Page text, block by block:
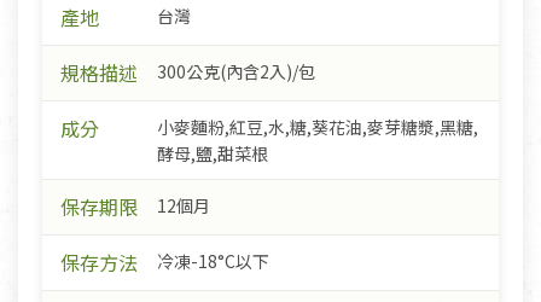
產地 台灣
規格描述 300公克(內含2入)/包
成分
小麥麵粉,紅豆,水,糖,葵花油,麥芽糖漿,黑糖,
酵母,鹽,甜菜根
保存期限 12個月
保存方法 冷凍-18°C以下